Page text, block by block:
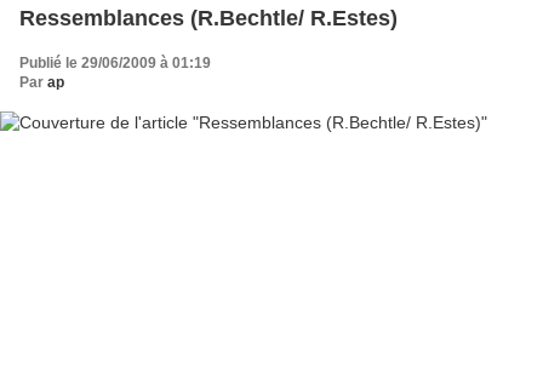
Ressemblances (R.Bechtle/ R.Estes)
Publié le 29/06/2009 à 01:19
Par ap